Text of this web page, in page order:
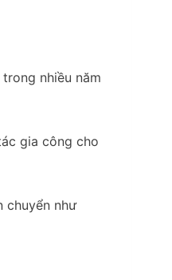
nhiều năm
gia công cho
chuyển như